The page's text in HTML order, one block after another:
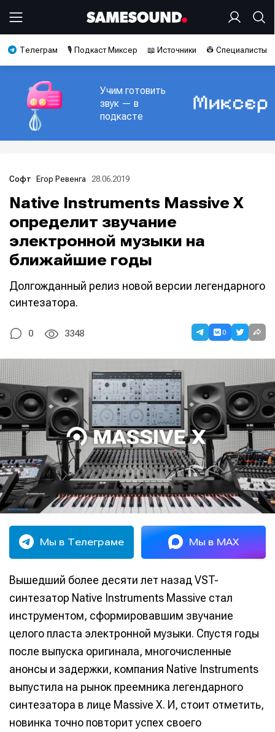
Телеграм 🎙️ Подкаст Миксер 📖 Источники 👷 Специалисты
Учим готовить
звук — в
подкасте
Софт Егор Ревенга 28.06.2019
Native Instruments Massive X
определит звучание
электронной музыки на
ближайшие годы
Долгожданный релиз новой версии легендарного
синтезатора.
0 3348 0
Мы в Телеграме Мы в MAX
Вышедший более десяти лет назад VST-
синтезатор Native Instruments Massive стал
инструментом, сформировавшим звучание
целого пласта электронной музыки. Спустя годы
после выпуска оригинала, многочисленные
анонсы и задержки, компания Native Instruments
выпустила на рынок преемника легендарного
синтезатора в лице Massive X. И, стоит отметить,
новинка точно повторит успех своего